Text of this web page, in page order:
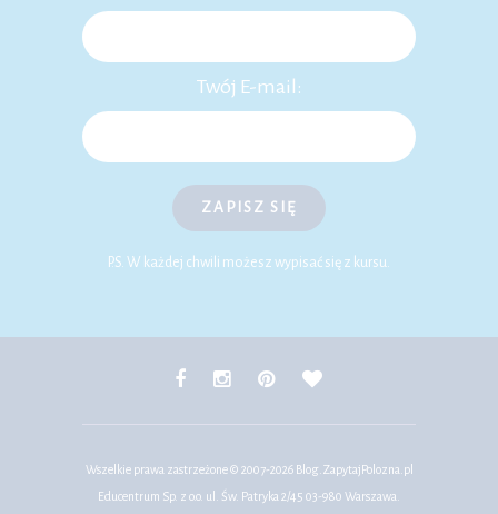
Twój E-mail:
ZAPISZ SIĘ
P.S. W każdej chwili możesz wypisać się z kursu.
Wszelkie prawa zastrzeżone © 2007-2026 Blog.ZapytajPolozna.pl
Educentrum Sp. z o.o. ul. Św. Patryka 2/45 03-980 Warszawa.